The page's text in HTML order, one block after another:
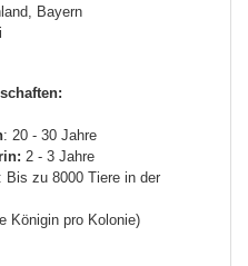
Bayern
: 20 - 30 Jahre
2 - 3 Jahre
: Bis zu 8000 Tiere in der
Königin pro Kolonie)